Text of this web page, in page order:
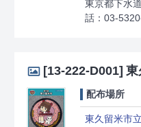
東京都下水
話：03-
[13-222-D001] 東
配布場所
東久留米市